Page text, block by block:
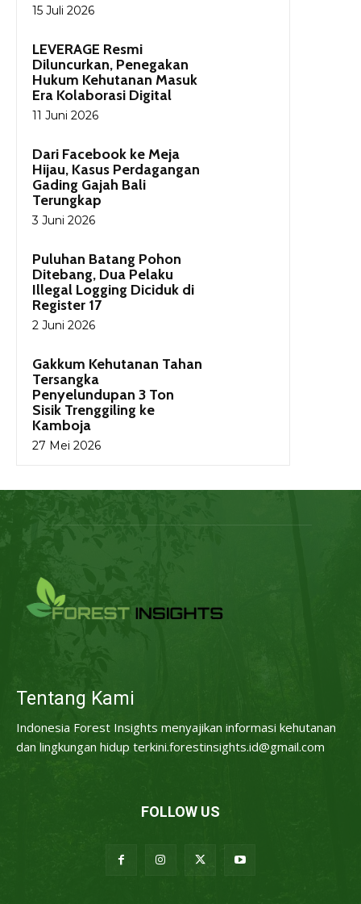
15 Juli 2026
LEVERAGE Resmi
Diluncurkan, Penegakan
Hukum Kehutanan Masuk
Era Kolaborasi Digital
11 Juni 2026
Dari Facebook ke Meja
Hijau, Kasus Perdagangan
Gading Gajah Bali
Terungkap
3 Juni 2026
Puluhan Batang Pohon
Ditebang, Dua Pelaku
Illegal Logging Diciduk di
Register 17
2 Juni 2026
Gakkum Kehutanan Tahan
Tersangka
Penyelundupan 3 Ton
Sisik Trenggiling ke
Kamboja
27 Mei 2026
Tentang Kami
Indonesia Forest Insights menyajikan informasi kehutanan
dan lingkungan hidup terkini.forestinsights.id@gmail.com
FOLLOW US